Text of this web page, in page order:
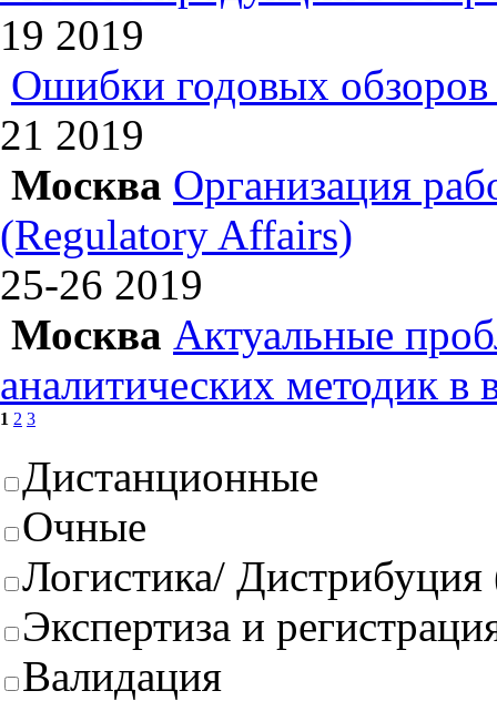
19 2019
Ошибки годовых обзоров
21 2019
Москва Организация
(Regulatory Affairs)
25-26 2019
Москва Актуальные
аналитических методик в
1 2 3
Дистанционные
Очные
Логистика/
Экспертиза и
Валидация